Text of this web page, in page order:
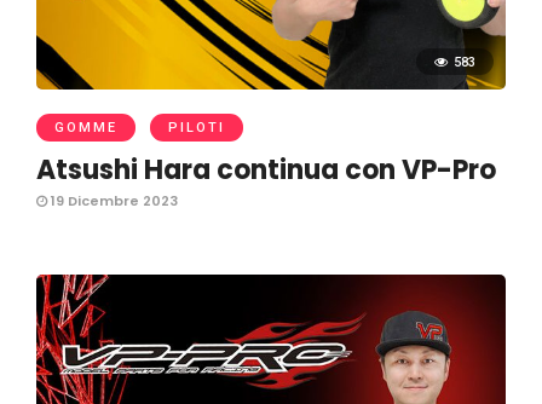
583
GOMME PILOTI
Atsushi Hara continua con VP-Pro
19 Dicembre 2023